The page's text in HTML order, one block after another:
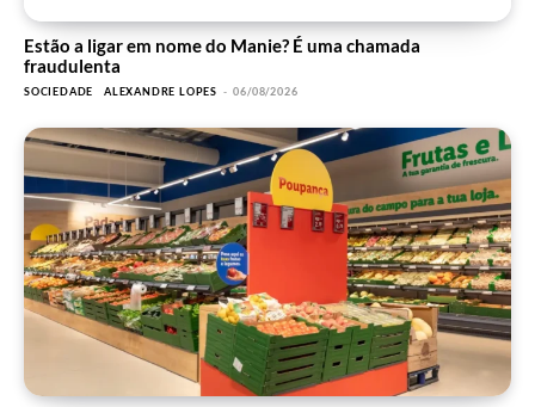
Estão a ligar em nome do Manie? É uma chamada
fraudulenta
SOCIEDADE ALEXANDRE LOPES - 06/08/2026